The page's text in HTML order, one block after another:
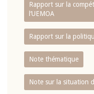
Rapport sur la
l‘UEMOA
Rapport sur la
Note thématique
Note sur la situation